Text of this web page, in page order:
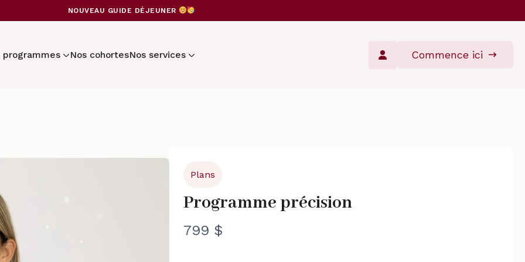
NOUVEAU GUIDE DÉJEUNER
programmes Nos cohortesNos services Commence ici
Plans
Programme précision
N
799 $